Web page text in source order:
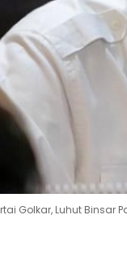
Golkar, Luhut